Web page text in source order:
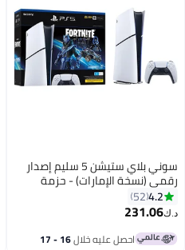
سوني بلاي ستيشن 5 سليم إصدار
رقمي (نسخة الإمارات) - حزمة
فورتنايت كوبالت ستار
4.2
52
د.ك‏231.06
احصل عليه خلال 16 - 17